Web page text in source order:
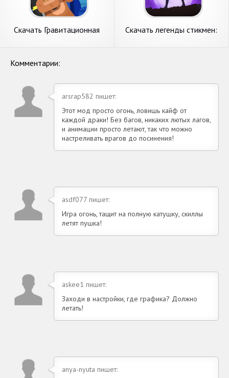
Скачать Гравитационная
Скачать легенды стикмен:
Комментарии:
arsrap582 пишет:
Этот мод просто огонь, ловишь кайф от
каждой драки! Без багов, никаких лютых лагов,
и анимации просто летают, так что можно
настреливать врагов до посинения!
asdf077 пишет:
Игра огонь, тащит на полную катушку, скиллы
летят пушка!
askee1 пишет:
Заходи в настройки, где графика? Должно
летать!
anya-nyuta пишет: